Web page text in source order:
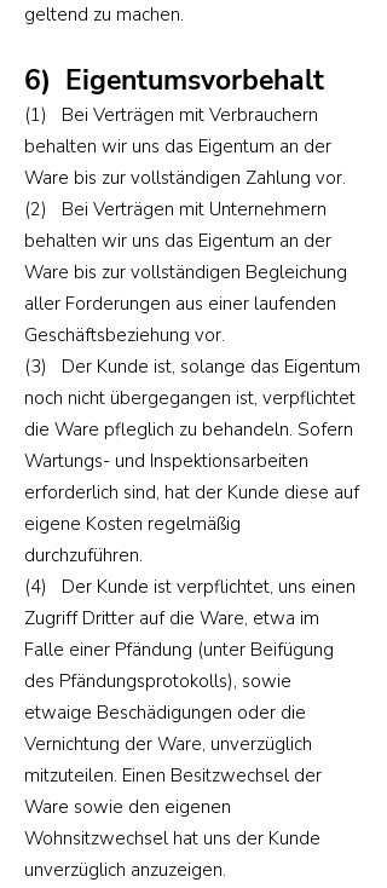
geltend zu machen.
6) Eigentumsvorbehalt
(1) Bei Verträgen mit Verbrauchern
behalten wir uns das Eigentum an der
Ware bis zur vollständigen Zahlung vor.
(2) Bei Verträgen mit Unternehmern
behalten wir uns das Eigentum an der
Ware bis zur vollständigen Begleichung
aller Forderungen aus einer laufenden
Geschäftsbeziehung vor.
(3) Der Kunde ist, solange das Eigentum
noch nicht übergegangen ist, verpflichtet
die Ware pfleglich zu behandeln. Sofern
Wartungs- und Inspektionsarbeiten
erforderlich sind, hat der Kunde diese auf
eigene Kosten regelmäßig
durchzuführen.
(4) Der Kunde ist verpflichtet, uns einen
Zugriff Dritter auf die Ware, etwa im
Falle einer Pfändung (unter Beifügung
des Pfändungsprotokolls), sowie
etwaige Beschädigungen oder die
Vernichtung der Ware, unverzüglich
mitzuteilen. Einen Besitzwechsel der
Ware sowie den eigenen
Wohnsitzwechsel hat uns der Kunde
unverzüglich anzuzeigen.